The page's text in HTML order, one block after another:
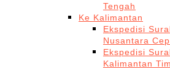
Tengah
Ke Kalimantan
Ekspedisi
Nusantara
Ekspedisi
Kalimantan